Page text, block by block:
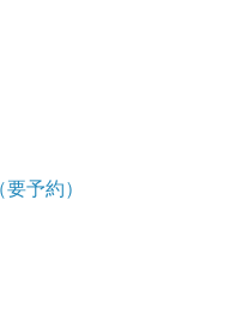
予約）